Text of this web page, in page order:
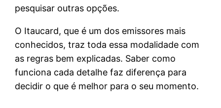
pesquisar outras opções.
O Itaucard, que é um dos emissores mais
conhecidos, traz toda essa modalidade com
as regras bem explicadas. Saber como
funciona cada detalhe faz diferença para
decidir o que é melhor para o seu momento.